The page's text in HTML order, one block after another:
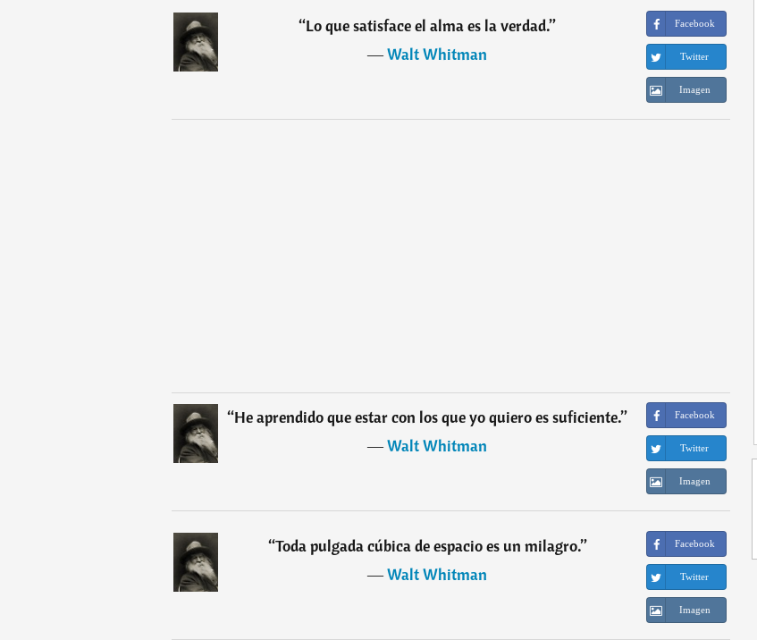
“Lo que satisface el alma es la verdad.”
―Walt Whitman
Facebook
Twitter
Imagen
“He aprendido que estar con los que yo quiero es suficiente.”
―Walt Whitman
Facebook
Twitter
Imagen
“Toda pulgada cúbica de espacio es un milagro.”
―Walt Whitman
Facebook
Twitter
Imagen